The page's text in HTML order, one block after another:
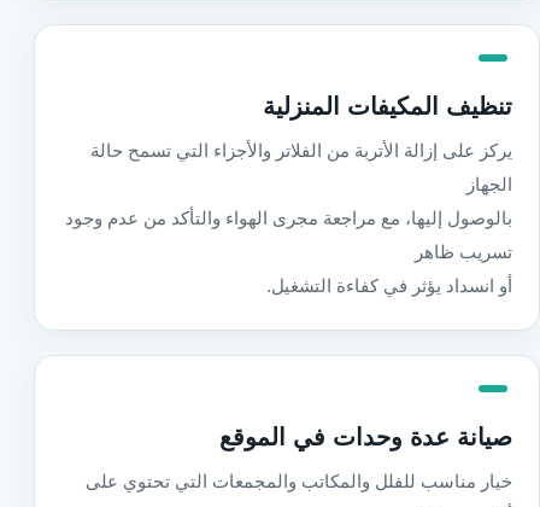
تنظيف المكيفات المنزلية
يركز على إزالة الأتربة من الفلاتر والأجزاء التي تسمح حالة
الجهاز
بالوصول إليها، مع مراجعة مجرى الهواء والتأكد من عدم وجود
تسريب ظاهر
أو انسداد يؤثر في كفاءة التشغيل.
صيانة عدة وحدات في الموقع
خيار مناسب للفلل والمكاتب والمجمعات التي تحتوي على